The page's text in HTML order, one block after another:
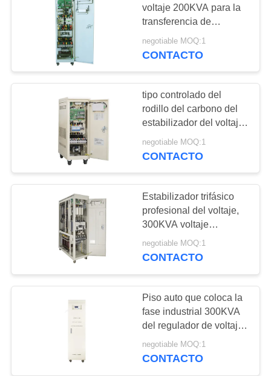
CITA
COMPANY
MAPA
PRIVACY
POLICY
Regulador de
voltaje trifásico
Regulador de
voltaje automático
línea de suministro
de alimentación
ininterrumpida
24
voltaje 200KVA para la
transferencia de
Paquistán, fuente de
corriente ALTERNA
negotiable MOQ:1
CONTACTO
tipo controlado del
rodillo del carbono del
estabilizador del voltaje
del motor servo 380V
negotiable MOQ:1
CONTACTO
Estabilizador trifásico
profesional del voltaje,
300KVA voltaje
automático Stablizer
negotiable MOQ:1
CONTACTO
Piso auto que coloca la
fase industrial 300KVA
del regulador de voltaje
negotiable MOQ:1
CONTACTO